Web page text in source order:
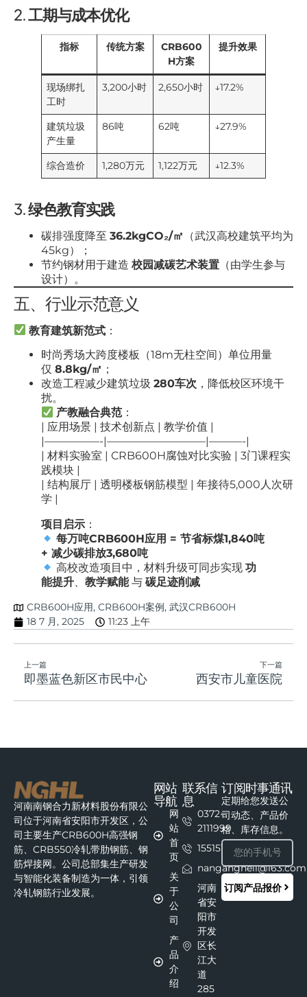
2.工期与成本优化
指标 传统方案
CRB600
H方案
提升效果
现场绑扎
工时
3,200小时 2,650小时 ↓17.2%
建筑垃圾
产生量
86吨 62吨 ↓27.9%
综合造价 1,280万元 1,122万元 ↓12.3%
3.绿色教育实践
碳排强度降至 36.2kgCO₂/㎡
（武汉高校建筑平均为
45kg）；
节约钢材用于建造 校园减碳艺术装置 （由学生参与
设计）。
五、行业示范意义
教育建筑新范式 ：
时尚秀场大跨度楼板（18m无柱空间）单位用量
仅 8.8kg/㎡ ；
改造工程减少建筑垃圾 280车次 ，降低校区环境干
扰。
产教融合典范：
| 应用场景 | 技术创新点 | 教学价值 |
|—————-|—————————|———-|
| 材料实验室 | CRB600H腐蚀对比实验 | 3门课程实
践模块 |
| 结构展厅 | 透明楼板钢筋模型 | 年接待5,000人次研
学 |
项目启示 ：
每万吨CRB600H应用 = 节省标煤1,840吨
+ 减少碳排放3,680吨
高校改造项目中，材料升级可同步实现功
能提升、 教学赋能与 碳足迹削减
CRB600H应用, CRB600H案例, 武汉CRB600H
18 7 月, 2025
11:23 上午
上一篇
即墨蓝色新区市民中心
下一篇
西安市儿童医院
河南南钢合力新材料股份有限公
司位于河南省安阳市开发区，公
司主要生产CRB600H高强钢
筋、CRB550冷轧带肋钢筋、钢
筋焊接网。公司总部集生产研发
与智能化装备制造为一体，引领
冷轧钢筋行业发展。
网站
导航
网
站
首
页
关
于
公
司
产
品
介
绍
联系信
息
0372-
2111999
15515111215
nangangheli@163.com
河南
省安
阳市
开发
区长
江大
道
285
订阅时事通讯
定期给您发送公
司动态、产品价
格、库存信息。
订阅产品报价